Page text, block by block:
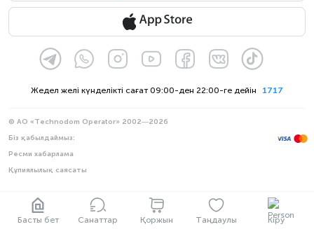
Басты бет Санаттар Қоржын Таңдаулы Кіру
1717
Жедел желі күнделікті сағат 09:00-ден 22:00-ге дейін
© АО «Technodom Operator» 2002—2026
Біз қабылдаймыз:
Ресми хабарлама
Құпиялылық саясаты